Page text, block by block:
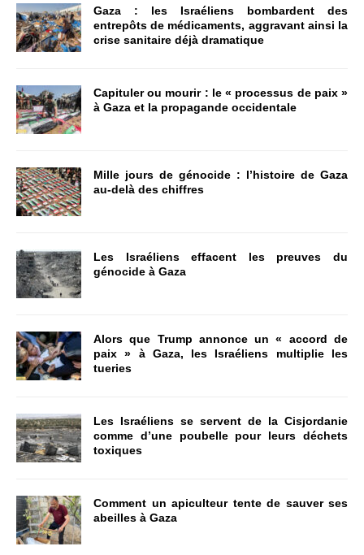
Gaza : les Israéliens bombardent des
entrepôts de médicaments, aggravant ainsi la
crise sanitaire déjà dramatique
Capituler ou mourir : le « processus de paix »
à Gaza et la propagande occidentale
Mille jours de génocide : l’histoire de Gaza
au-delà des chiffres
Les Israéliens effacent les preuves du
génocide à Gaza
Alors que Trump annonce un « accord de
paix » à Gaza, les Israéliens multiplie les
tueries
Les Israéliens se servent de la Cisjordanie
comme d’une poubelle pour leurs déchets
toxiques
Comment un apiculteur tente de sauver ses
abeilles à Gaza